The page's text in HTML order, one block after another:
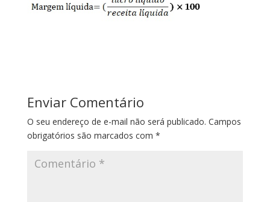
Enviar Comentário
O seu endereço de e-mail não será publicado. Campos
obrigatórios são marcados com *